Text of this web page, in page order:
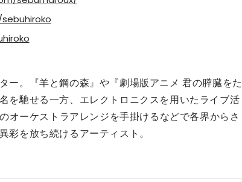
。『羊と鋼の森』や『劇場版アニメ 君の膵臓をた
を馳せる一方、エレクトロニクスを用いたライブ活
ーケストラアレンジを手掛けるなどで各界からさ
を放ち続けるアーティスト。